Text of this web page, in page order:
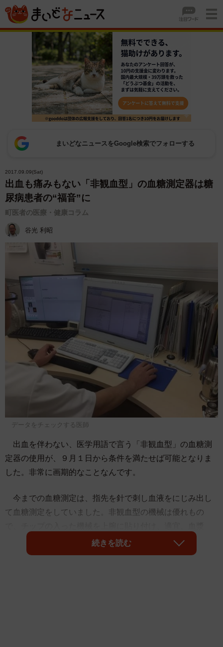
まいどなニュースをGoogle検索でフォローする
2017.09.09(Sat)
出血も痛みもない「非観血型」の血糖測定器は糖
尿病患者の“福音”に
町医者の医療・健康コラム
谷光 利昭
データをチェックする医師
出血を伴わない、医学用語で言う「非観血型」の血糖測
定器の使用が、９月１日から条件を満たせば可能となりま
した。非常に画期的なことなんです。
今までの血糖測定は、指先を針で刺し血液をにじみ出し
て血糖測定をしていました。非観血型の機械は優れもの
（けっしょう）内の血糖を測定する。チップの入った機械
には針が付いていて、貼り付ける際に身体内に挿入されて
続きを読む